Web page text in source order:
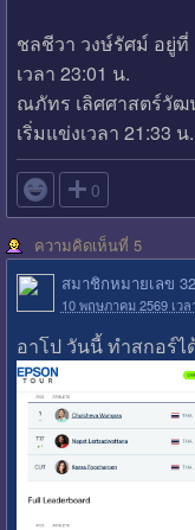
ชลชีวา วงษ์รัศม์ อยู่ที่
เวลา 23:01 น.
ณภัทร เลิศศาสตร์วัฒ
เริ่มแข่งเวลา 21:33 น.
 0
ความคิดเห็นที่ 5
สมาชิกหมายเลข
10 พฤษภาคม 2569 เวล
อาโป วันนี้ ทำสกอร์ไ